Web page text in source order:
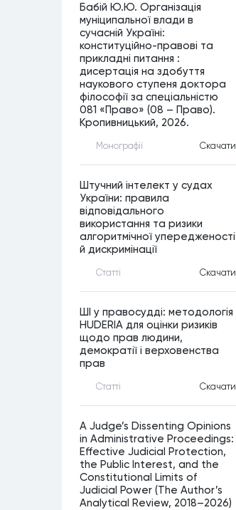
Бабій Ю.Ю. Організація
муніципальної влади в
сучасній Україні:
конституційно-правові та
прикладні питання :
дисертація на здобуття
наукового ступеня доктора
філософії за спеціальністю
081 «Право» (08 – Право).
Кропивницький, 2026.
Монографiї Скачати
Штучний інтелект у судах
України: правила
відповідального
використання та ризики
алгоритмічної упередженості
й дискримінації
Статтi Скачати
ШІ у правосудді: методологія
HUDERIA для оцінки ризиків
щодо прав людини,
демократії і верховенства
прав
Статтi Скачати
A Judge’s Dissenting Opinions
in Administrative Proceedings:
Effective Judicial Protection,
the Public Interest, and the
Constitutional Limits of
Judicial Power (The Author’s
Analytical Review, 2018–2026)